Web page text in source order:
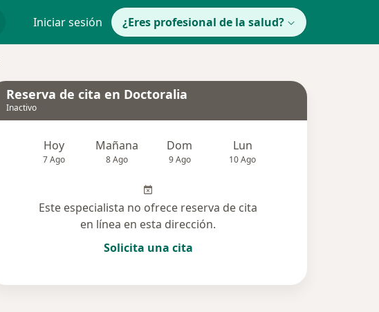
Iniciar sesión ¿Eres profesional de la salud?
Reserva de cita en Doctoralia
Inactivo
Hoy
7 Ago
Mañana
8 Ago
Dom
9 Ago
Lun
10 Ago
Este especialista no ofrece reserva de cita
en línea en esta dirección.
Solicita una cita